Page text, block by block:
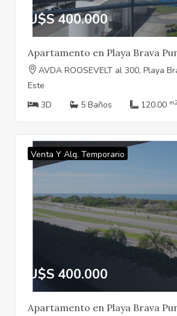
U$S 400.000
Apartamento en Playa Brava
AVDA ROOSEVELT al 300, Playa
Este
3D
5 Baños 120.00
Venta Y Alq. Temporario
U$S 400.000
Apartamento en Playa Brava